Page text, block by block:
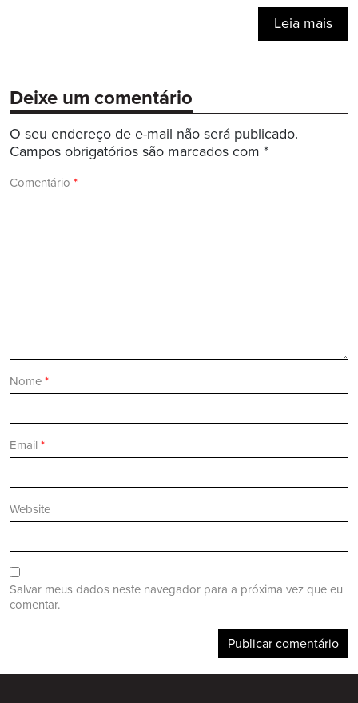
Leia mais
Deixe um comentário
O seu endereço de e-mail não será publicado.
Campos obrigatórios são marcados com *
Comentário *
Nome *
Email *
Website
Salvar meus dados neste navegador para a próxima vez que eu
comentar.